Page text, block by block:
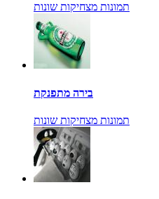
תמונות מצחיקות שונות
בירה מתפנקת
תמונות מצחיקות שונות